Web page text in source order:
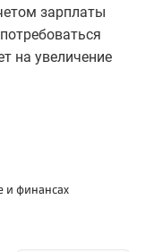
зарплаты
на увеличение
и финансах